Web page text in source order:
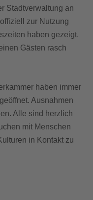
Stadtverwaltung an
zur Nutzung
haben gezeigt,
Gästen rasch
haben immer
Ausnahmen
Alle sind herzlich
mit Menschen
in Kontakt zu